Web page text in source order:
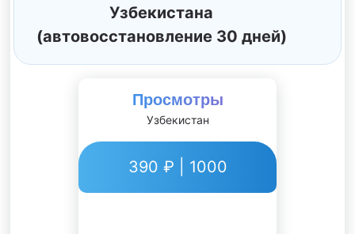
Узбекистана
(автовосстановление 30 дней)
Просмотры
Узбекистан
390 ₽ | 1000